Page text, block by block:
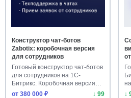
Конструктор чат-ботов
Zabotix: коробочная версия
для сотрудников
Готовый конструктор чат-ботов
для сотрудников на 1С-
Битрикс. Коробочная версия
о…
от 380 000 ₽ ↓ 99 ↓